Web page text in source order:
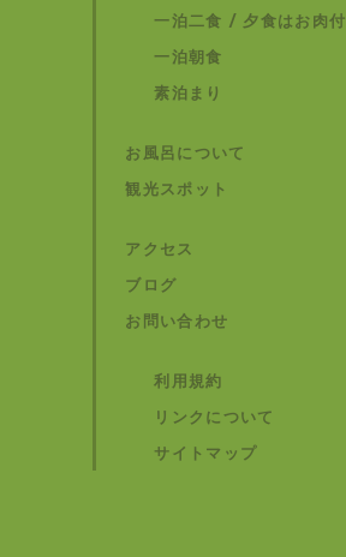
一泊二食 / 夕食はお肉付
一泊朝食
素泊まり
お風呂について
観光スポット
アクセス
ブログ
お問い合わせ
利用規約
リンクについて
サイトマップ